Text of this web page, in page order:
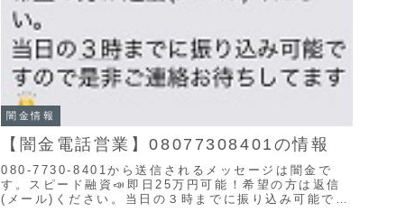
闇金情報
【闇金電話営業】08077308401の情報
080-7730-8401から送信されるメッセージは闇金で
す。スピード融資📣即日25万円可能！希望の方は返信
(メール)ください。当日の３時までに振り込み可能です